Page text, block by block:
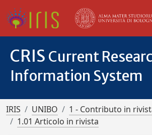
CRIS Current
Information System
IRIS UNIBO
1 - Contributo in
1.01 Articolo in rivista